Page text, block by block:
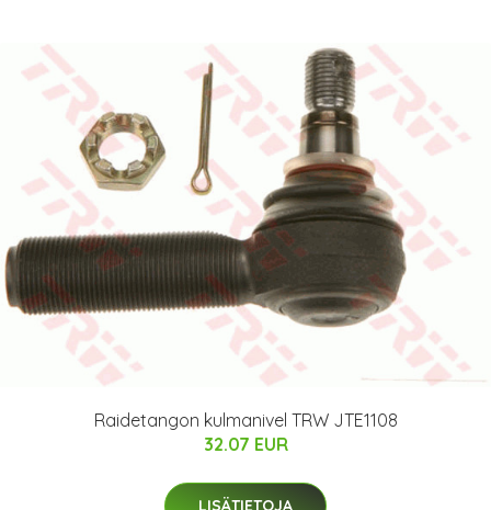
Raidetangon kulmanivel TRW JTE1108
32.07 EUR
LISÄTIETOJA